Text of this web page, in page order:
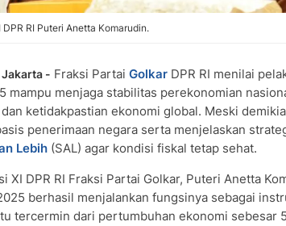
RI Puteri Anetta Komarudin.
- Fraksi Partai Golkar DPR RI menilai
mampu menjaga stabilitas perekonomian
ketidakpastian ekonomi global. Meski
penerimaan negara serta menjelaskan
Lebih (SAL) agar kondisi fiskal tetap sehat.
XI DPR RI Fraksi Partai Golkar, Puteri Anetta
berhasil menjalankan fungsinya sebagai
tercermin dari pertumbuhan ekonomi sebesar